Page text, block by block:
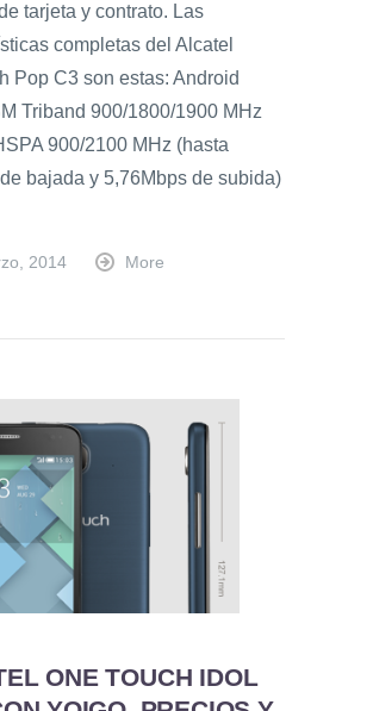
tarjeta y contrato. Las
completas del Alcatel
Pop C3 son estas: Android
Triband 900/1800/1900 MHz
900/2100 MHz (hasta
bajada y 5,76Mbps de subida)
2014 More
ONE TOUCH IDOL